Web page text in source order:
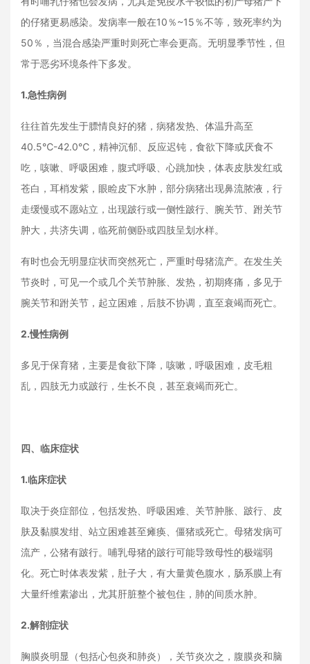
的仔猪更易感染。发病率一般在10％~15％不等，致死率约为
50％，当混合感染严重时则死亡率会更高。无明显季节性，但
常于恶劣环境条件下多发。
1.急性病例
往往首先发生于膘情良好的猪，病猪发热、体温升高至
40.5℃-42.0℃，精神沉郁、反应迟钝，食欲下降或厌食不
吃，咳嗽、呼吸困难，腹式呼吸、心跳加快，体表皮肤发红或
苍白，耳梢发紫，眼睑皮下水肿，部分病猪出现鼻流脓液，行
走缓慢或不愿站立，出现跛行或一侧性跛行、腕关节、跗关节
肿大，共济失调，临死前侧卧或四肢呈划水样。
有时也会无明显症状而突然死亡，严重时母猪流产。在发生关
节炎时，可见一个或几个关节肿胀、发热，初期疼痛，多见于
腕关节和跗关节，起立困难，后肢不协调，直至衰竭而死亡。
2.慢性病例
多见于保育猪，主要是食欲下降，咳嗽，呼吸困难，皮毛粗
乱，四肢无力或跛行，生长不良，甚至衰竭而死亡。
四、临床症状
1.临床症状
取决于炎症部位，包括发热、呼吸困难、关节肿胀、跛行、皮
肤及黏膜发绀、站立困难甚至瘫痪、僵猪或死亡。母猪发病可
流产，公猪有跛行。哺乳母猪的跛行可能导致母性的极端弱
化。死亡时体表发紫，肚子大，有大量黄色腹水，肠系膜上有
大量纤维素渗出，尤其肝脏整个被包住，肺的间质水肿。
2.解剖症状
胸膜炎明显（包括心包炎和肺炎），关节炎次之，腹膜炎和脑